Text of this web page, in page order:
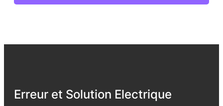
Erreur et Solution Electrique